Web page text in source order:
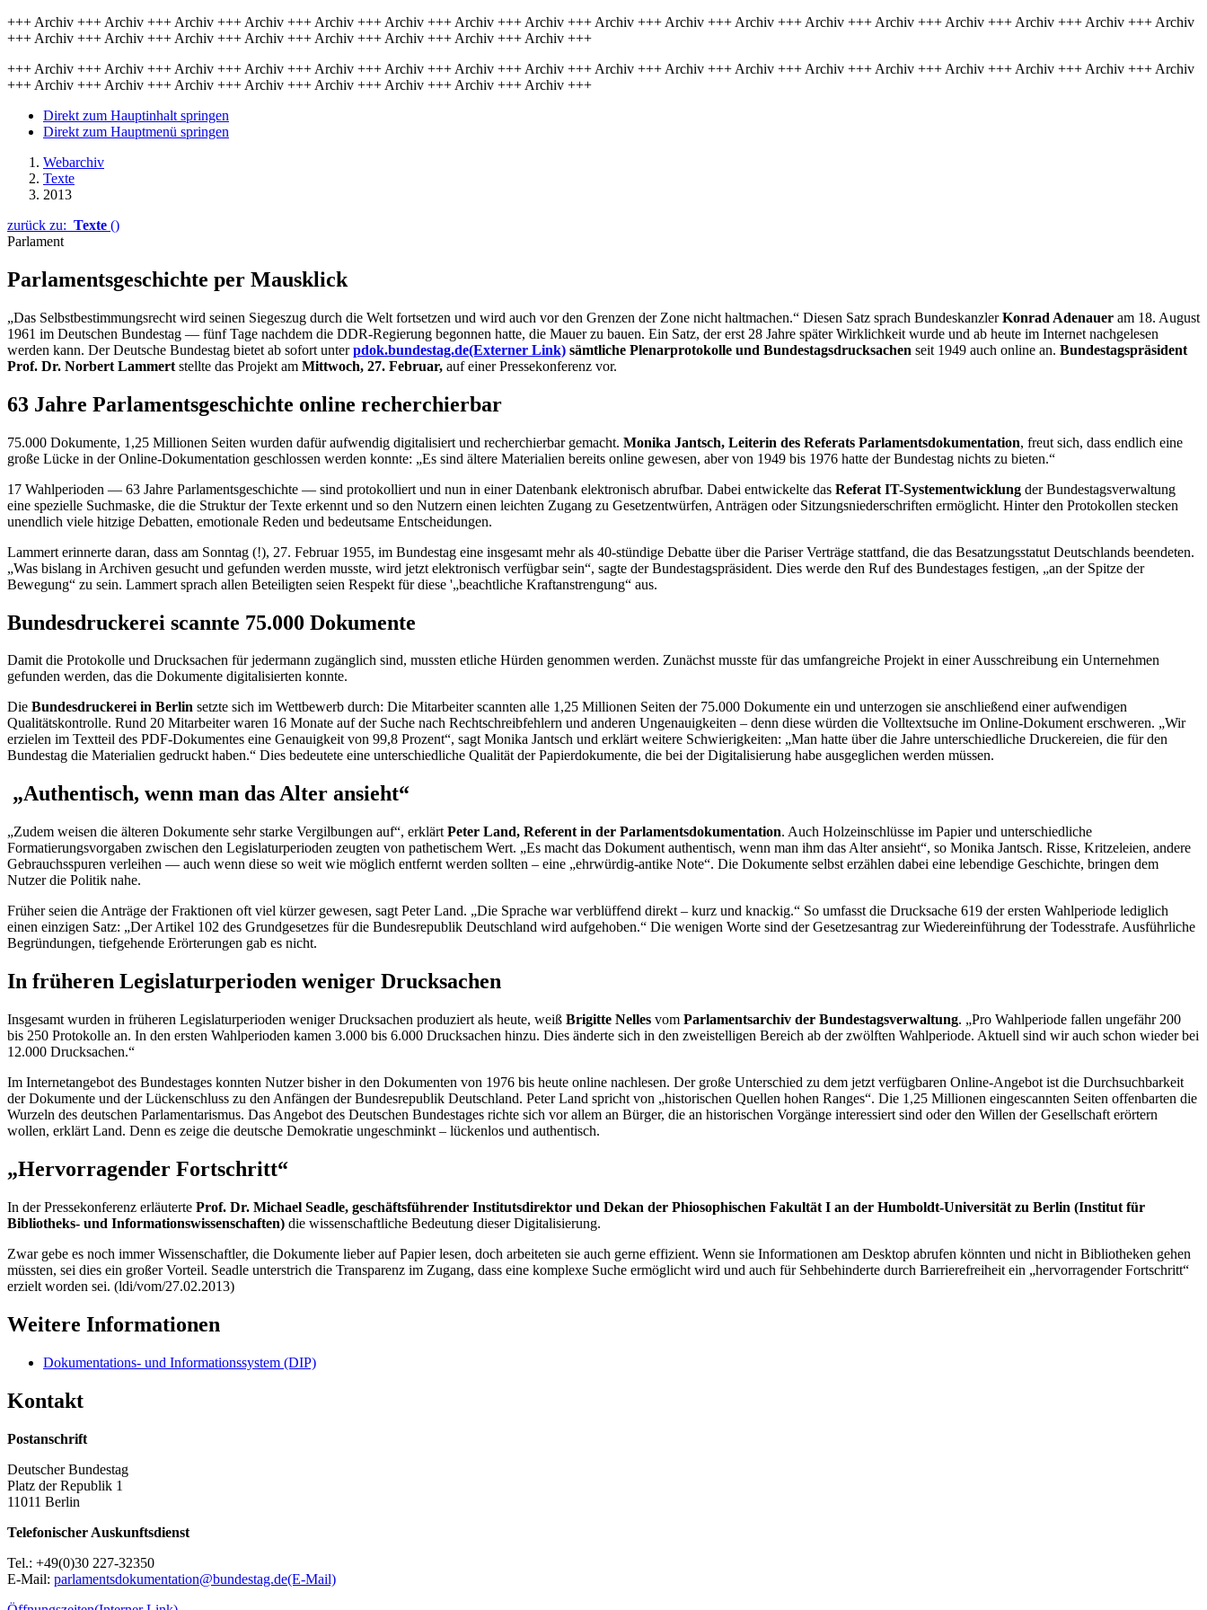
+++ Archiv +++ Archiv +++ Archiv +++ Archiv +++ Archiv +++ Archiv +++ Archiv +++ Archiv +++ Archiv +++ Archiv +++ Archiv +++ Archiv +++ Archiv +++ Archiv +++ Archiv +++ Archiv +++ Archiv
+++ Archiv +++ Archiv +++ Archiv +++ Archiv +++ Archiv +++ Archiv +++ Archiv +++ Archiv +++
+++ Archiv +++ Archiv +++ Archiv +++ Archiv +++ Archiv +++ Archiv +++ Archiv +++ Archiv +++ Archiv +++ Archiv +++ Archiv +++ Archiv +++ Archiv +++ Archiv +++ Archiv +++ Archiv +++ Archiv
+++ Archiv +++ Archiv +++ Archiv +++ Archiv +++ Archiv +++ Archiv +++ Archiv +++ Archiv +++
Direkt zum Hauptinhalt springen
Direkt zum Hauptmenü springen
Webarchiv
Texte
2013
zurück zu: Texte ()
Parlament
Parlamentsgeschichte per Mausklick
„Das Selbstbestimmungsrecht wird seinen Siegeszug durch die Welt fortsetzen und wird auch vor den Grenzen der Zone nicht haltmachen.“ Diesen Satz sprach BundeskanzlerKonrad Adenauer am 18. August
1961 im Deutschen Bundestag — fünf Tage nachdem die DDR-Regierung begonnen hatte, die Mauer zu bauen. Ein Satz, der erst 28 Jahre später Wirklichkeit wurde und ab heute im Internet nachgelesen
werden kann. Der Deutsche Bundestag bietet ab sofort unterpdok.bundestag.de(Externer Link) sämtliche Plenarprotokolle und Bundestagsdrucksachen seit 1949 auch online an. Bundestagspräsident
Prof. Dr. Norbert Lammert stellte das Projekt am Mittwoch, 27. Februar, auf einer Pressekonferenz vor.
63 Jahre Parlamentsgeschichte online recherchierbar
75.000 Dokumente, 1,25 Millionen Seiten wurden dafür aufwendig digitalisiert und recherchierbar gemacht. Monika Jantsch, Leiterin des Referats Parlamentsdokumentation, freut sich, dass endlich eine
große Lücke in derOnline-Dokumentation geschlossen werden konnte: „Es sind ältere Materialien bereits online gewesen, aber von 1949 bis 1976 hatte der Bundestag nichts zu bieten.“
17 Wahlperioden — 63 Jahre Parlamentsgeschichte — sind protokolliert und nun in einer Datenbank elektronisch abrufbar. Dabei entwickelte das Referat IT-Systementwicklung der Bundestagsverwaltung
eine spezielle Suchmaske, die die Struktur der Texte erkennt und so den Nutzern einen leichten Zugang zu Gesetzentwürfen, Anträgen oder Sitzungsniederschriften ermöglicht. Hinter den Protokollen stecken
unendlich viele hitzige Debatten, emotionale Reden und bedeutsame Entscheidungen.
Lammert erinnerte daran, dass am Sonntag (!), 27. Februar 1955, im Bundestag eine insgesamt mehr als 40-stündige Debatte über die Pariser Verträge stattfand, die das Besatzungsstatut Deutschlands beendeten.
„Was bislang in Archiven gesucht und gefunden werden musste, wird jetzt elektronisch verfügbar sein“, sagte der Bundestagspräsident. Dies werde den Ruf des Bundestages festigen, „an der Spitze der
Bewegung“ zu sein. Lammert sprach allen Beteiligten seien Respekt für diese '„beachtliche Kraftanstrengung“ aus.
Bundesdruckerei scannte 75.000 Dokumente
Damit die Protokolle und Drucksachen für jedermann zugänglich sind, mussten etliche Hürden genommen werden. Zunächst musste für das umfangreiche Projekt in einer Ausschreibung ein Unternehmen
gefunden werden, das die Dokumente digitalisierten konnte.
Die Bundesdruckerei in Berlin setzte sich im Wettbewerb durch: Die Mitarbeiterscannten alle 1,25 Millionen Seiten der 75.000 Dokumente ein und unterzogen sie anschließend einer aufwendigen
Qualitätskontrolle. Rund 20 Mitarbeiter waren 16 Monate auf der Suche nach Rechtschreibfehlern und anderen Ungenauigkeiten – denn diese würden die Volltextsuche im Online-Dokument erschweren. „Wir
erzielen im Textteil des PDF-Dokumentes eine Genauigkeit von 99,8 Prozent“, sagt Monika Jantsch und erklärt weitere Schwierigkeiten: „Man hatte über die Jahre unterschiedliche Druckereien, die für den
Bundestag die Materialien gedruckt haben.“ Dies bedeutete eine unterschiedliche Qualität der Papierdokumente, die bei der Digitalisierung habe ausgeglichen werden müssen.
„Authentisch, wenn man das Alter ansieht“
„Zudem weisen die älteren Dokumente sehr starke Vergilbungen auf“, erklärt Peter Land, Referent in der Parlamentsdokumentation. Auch Holzeinschlüsse im Papier und unterschiedliche
Formatierungsvorgaben zwischen den Legislaturperioden zeugten von pathetischem Wert. „Es macht das Dokument authentisch, wenn man ihm das Alter ansieht“, so Monika Jantsch. Risse, Kritzeleien, andere
Gebrauchsspuren verleihen — auch wenn diese so weit wie möglich entfernt werden sollten – eine „ehrwürdig-antike Note“. Die Dokumente selbst erzählen dabei eine lebendige Geschichte, bringen dem
Nutzer die Politik nahe.
Früher seien die Anträge der Fraktionen oft viel kürzer gewesen, sagt Peter Land. „Die Sprache war verblüffend direkt – kurz und knackig.“ So umfasst die Drucksache 619 der ersten Wahlperiode lediglich
einen einzigen Satz: „Der Artikel 102 des Grundgesetzes für die Bundesrepublik Deutschland wird aufgehoben.“ Die wenigen Worte sind der Gesetzesantrag zur Wiedereinführung der Todesstrafe. Ausführliche
Begründungen, tiefgehende Erörterungen gab es nicht.
In früheren Legislaturperioden weniger Drucksachen
Insgesamt wurden in früheren Legislaturperioden weniger Drucksachen produziert als heute, weiß Brigitte Nelles vom Parlamentsarchiv der Bundestagsverwaltung. „Pro Wahlperiode fallen ungefähr 200
bis 250 Protokolle an. In den ersten Wahlperioden kamen 3.000 bis 6.000 Drucksachen hinzu. Dies änderte sich in den zweistelligen Bereich ab der zwölften Wahlperiode. Aktuell sind wir auch schon wieder bei
12.000 Drucksachen.“
Im Internetangebot des Bundestages konnten Nutzer bisher in den Dokumenten von 1976 bis heute online nachlesen. Der große Unterschied zu dem jetzt verfügbaren Online-Angebot ist die Durchsuchbarkeit
der Dokumente und der Lückenschluss zu den Anfängen der Bundesrepublik Deutschland. Peter Land spricht von „historischen Quellen hohen Ranges“. Die 1,25 Millionen eingescannten Seiten offenbarten die
Wurzeln des deutschen Parlamentarismus. Das Angebot des Deutschen Bundestages richte sich vor allem an Bürger, die an historischen Vorgänge interessiert sind oder den Willen der Gesellschaft erörtern
wollen, erklärt Land. Denn es zeige die deutsche Demokratie ungeschminkt – lückenlos und authentisch.
„Hervorragender Fortschritt“
In der Pressekonferenz erläuterte Prof. Dr. Michael Seadle, geschäftsführender Institutsdirektor und Dekan der Phiosophischen Fakultät I an der Humboldt-Universität zu Berlin (Institut für
Bibliotheks- und Informationswissenschaften) die wissenschaftliche Bedeutung dieser Digitalisierung.
Zwar gebe es noch immer Wissenschaftler, die Dokumente lieber auf Papier lesen, doch arbeiteten sie auch gerne effizient. Wenn sie Informationen am Desktop abrufen könnten und nicht in Bibliotheken gehen
müssten, sei dies ein großer Vorteil. Seadle unterstrich die Transparenz im Zugang, dass eine komplexe Suche ermöglicht wird und auch für Sehbehinderte durch Barrierefreiheit ein „hervorragender Fortschritt“
erzielt worden sei. (ldi/vom/27.02.2013)
Weitere Informationen
Dokumentations- und Informationssystem (DIP)
Kontakt
Postanschrift
Deutscher Bundestag
Platz der Republik 1
11011 Berlin
Telefonischer Auskunftsdienst
Tel.: +49(0)30 227-32350
E-Mail: parlamentsdokumentation@bundestag.de(E-Mail)